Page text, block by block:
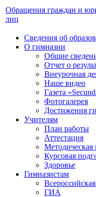
Обращения граждан и
лиц
Сведения об
О гимназии
Общие
Отчет о
Внеурочная
Наше видео
Газета
Фотогалерея
Достижения
Учителям
План работы
Аттестация
Методическая
Курсовая
Здоровье
Гимназистам
ГИА